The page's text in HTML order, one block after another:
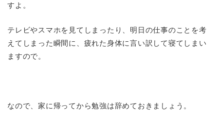
すよ。
テレビやスマホを見てしまったり、明日の仕事のことを考
えてしまった瞬間に、疲れた身体に言い訳して寝てしまい
ますので。
なので、家に帰ってから勉強は辞めておきましょう。